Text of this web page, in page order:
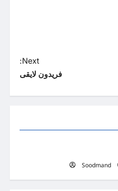
Next:
فریدون لایقی
Soodmand